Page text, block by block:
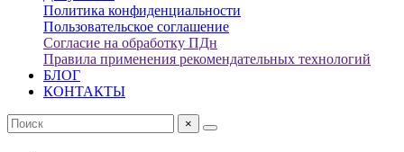
Политика конфиденциальности
Пользовательское соглашение
Согласие на обработку ПДн
Правила применения рекомендательных технологий
БЛОГ
КОНТАКТЫ
×